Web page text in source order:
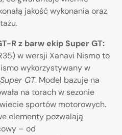
jakość wykonania oraz
R z barw ekip Super GT:
w wersji Xanavi Nismo to
wykorzystywany w
Super GT. Model bazuje na
na torach w sezonie
sportów motorowych.
elementy pozwalają
– od